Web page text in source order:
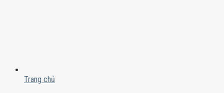
Trang chủ